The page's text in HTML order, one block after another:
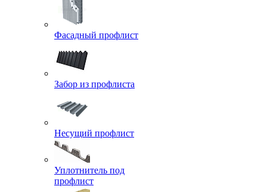
Фасадный профлист
Забор из профлиста
Несущий профлист
Уплотнитель под
профлист